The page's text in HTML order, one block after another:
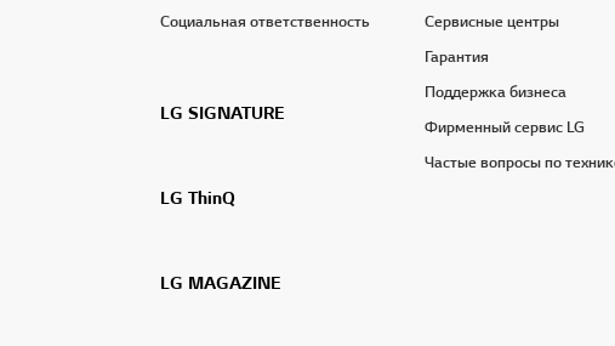
Социальная ответственность
LG SIGNATURE
LG ThinQ
LG MAGAZINE
Сервисные центры
Гарантия
Поддержка бизнеса
Фирменный сервис LG
Частые вопросы по